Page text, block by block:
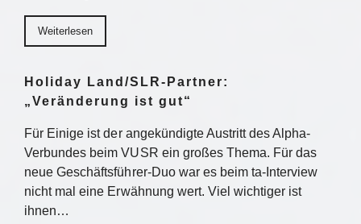
Weiterlesen
Holiday Land/SLR-Partner:
„Veränderung ist gut“
Für Einige ist der angekündigte Austritt des Alpha-
Verbundes beim VUSR ein großes Thema. Für das
neue Geschäftsführer-Duo war es beim ta-Interview
nicht mal eine Erwähnung wert. Viel wichtiger ist
ihnen…